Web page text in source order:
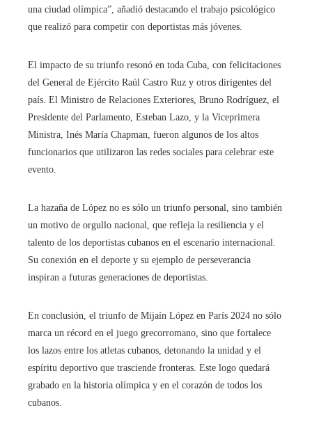
una ciudad olímpica”, añadió destacando el trabajo psicológico
que realizó para competir con deportistas más jóvenes.
El impacto de su triunfo resonó en toda Cuba, con felicitaciones
del General de Ejército Raúl Castro Ruz y otros dirigentes del
país. El Ministro de Relaciones Exteriores, Bruno Rodríguez, el
Presidente del Parlamento, Esteban Lazo, y la Viceprimera
Ministra, Inés María Chapman, fueron algunos de los altos
funcionarios que utilizaron las redes sociales para celebrar este
evento.
La hazaña de López no es sólo un triunfo personal, sino también
un motivo de orgullo nacional, que refleja la resiliencia y el
talento de los deportistas cubanos en el escenario internacional.
Su conexión en el deporte y su ejemplo de perseverancia
inspiran a futuras generaciones de deportistas.
En conclusión, el triunfo de Mijaín López en París 2024 no sólo
marca un récord en el juego grecorromano, sino que fortalece
los lazos entre los atletas cubanos, detonando la unidad y el
espíritu deportivo que trasciende fronteras. Este logo quedará
grabado en la historia olímpica y en el corazón de todos los
cubanos.